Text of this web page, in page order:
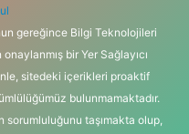
gereğince Bilgi Teknolojileri
bir Yer Sağlayıcı
sitedeki içerikleri proaktif
bulunmamaktadır.
sorumluluğunu taşımakta olup,